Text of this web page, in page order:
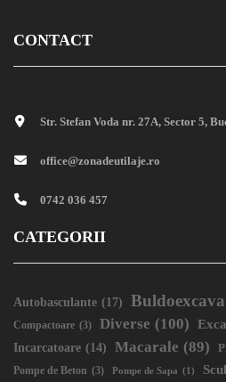
CONTACT
Str. Stefan Voda nr. 27A, Sector 5,
office@zonadeutilaje.ro
0742 036 457
CATEGORII
Autobasculante (17)
Compactoare (3) Diverse (100)
Incarcatoare (14) Macarale (89)
Pompe de Beton (3) Pompe de Sapa (1)